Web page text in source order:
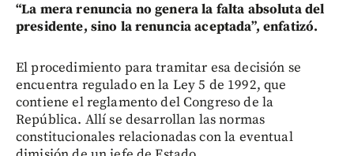
“La mera renuncia no genera la falta absoluta del
presidente, sino la renuncia aceptada”, enfatizó.
El procedimiento para tramitar esa decisión se
encuentra regulado en la Ley 5 de 1992, que
contiene el reglamento del Congreso de la
República. Allí se desarrollan las normas
constitucionales relacionadas con la eventual